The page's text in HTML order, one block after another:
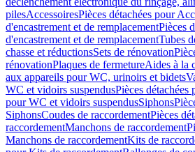
pilesAccessoiresPièces détachées pour
d'encastrement et de remplacementPièces
d'encastrement et de remplacementTubes
chasse et réductionsSets de rénovation
rénovationPlaques de fermetureAides à la
aux appareils pour WC, urinoirs et bidets
WC et vidoirs suspendusPièces détachées
pour WC et vidoirs suspendusSiphons
SiphonsCoudes de raccordementPièces
raccordementManchons de raccordement
Manchons de raccordementKits de